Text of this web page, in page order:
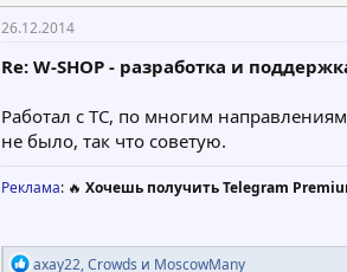
к
ц
и
и
26.12.2014
Re: W-SHOP - разработка и
Работал с ТС, по многим
не было, так что советую.
Реклама: 🔥 Хочешь получить Telegram
Р
axay22,Crowds и MoscowMany